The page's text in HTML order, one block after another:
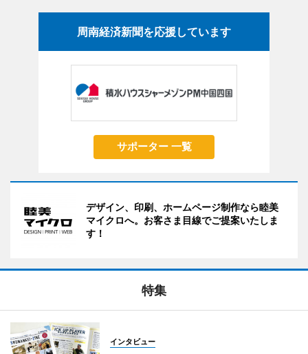
周南経済新聞を応援しています
サポーター 一覧
デザイン、印刷、ホームページ制作なら睦美
マイクロへ。お客さま目線でご提案いたしま
す！
特集
インタビュー